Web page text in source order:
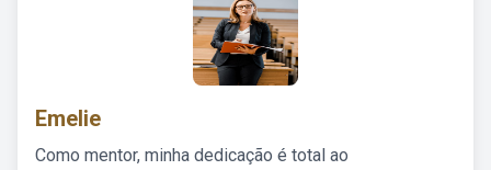
Emelie
Como mentor, minha dedicação é total ao